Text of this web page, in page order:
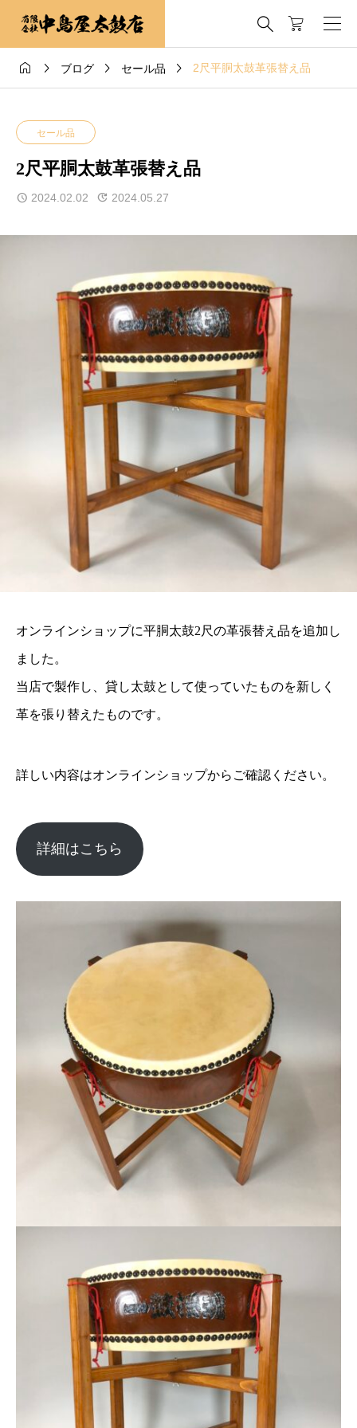

  ブログ  セール品  2尺平胴太鼓革張替え品
セール品
2尺平胴太鼓革張替え品
2024.02.02 2024.05.27
オンラインショップに平胴太鼓2尺の革張替え品を追加し
ました。
当店で製作し、貸し太鼓として使っていたものを新しく
革を張り替えたものです。
詳しい内容はオンラインショップからご確認ください。
詳細はこちら